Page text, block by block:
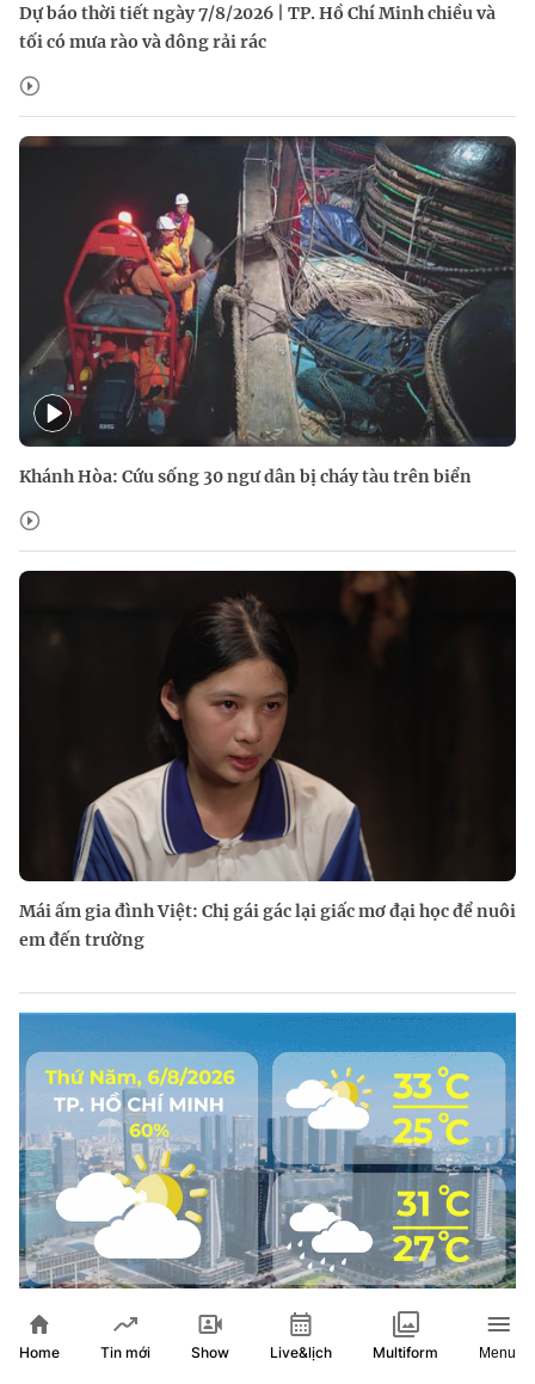
Dự báo thời tiết ngày 7/8/2026 | TP. Hồ Chí Minh chiều và
tối có mưa rào và dông rải rác
Khánh Hòa: Cứu sống 30 ngư dân bị cháy tàu trên biển
Mái ấm gia đình Việt: Chị gái gác lại giấc mơ đại học để nuôi
em đến trường
Dự báo thời tiết ngày 6/8/2026 | TP. Hồ Chí Minh đề phòng
Home Tin mới Show Live&lịch Multiform Menu